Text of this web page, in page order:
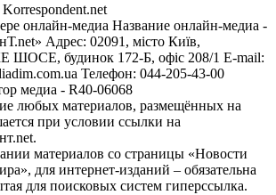
онлайн-медиа Название онлайн-медиа -
Адрес: 02091, місто Київ,
будинок 172-Б, офіс 208/1 E-mail:
Телефон: 044-205-43-00
медиа - R40-06068
любых материалов, размещённых на
при условии ссылки на
материалов со страницы «Новости
для интернет-изданий – обязательна
для поисковых систем гиперссылка.